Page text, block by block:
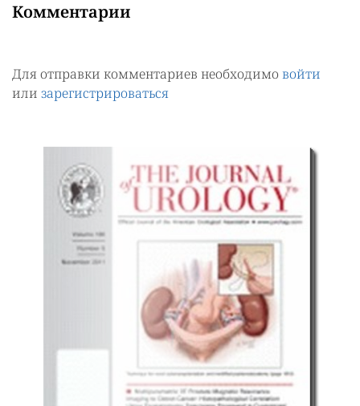
Комментарии
Для отправки комментариев необходимо войти
или зарегистрироваться